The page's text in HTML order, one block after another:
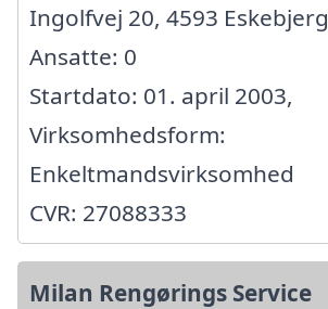
Ingolfvej 20, 4593 Eskebjerg
Ansatte: 0
Startdato: 01. april 2003,
Virksomhedsform:
Enkeltmandsvirksomhed
CVR: 27088333
Milan Rengørings Service